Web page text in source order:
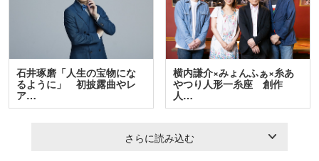
石井琢磨「人生の宝物にな
るように」 初披露曲やレ
ア…
横内謙介×みょんふぁ×糸あ
やつり人形一糸座 創作
人…
さらに読み込む